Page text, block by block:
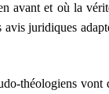
avant et où la
juridiques
théologiens vont